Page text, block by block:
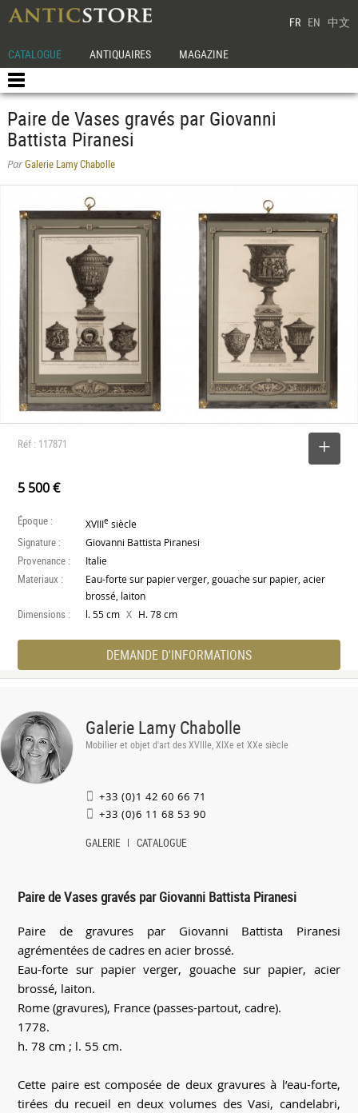
FR EN 中文
CATALOGUE ANTIQUAIRES MAGAZINE
Paire de Vases gravés par Giovanni
Battista Piranesi
ParGalerie Lamy Chabolle
Réf : 117871
5 500 €
Époque : XVIIIe siècle
Signature : Giovanni Battista Piranesi
Provenance : Italie
Materiaux :
Eau-forte sur papier verger, gouache sur papier, acier
brossé, laiton
Dimensions : l. 55 cm X H. 78 cm
DEMANDE D'INFORMATIONS
Galerie Lamy Chabolle
Mobilier et objet d'art des XVIIIe, XIXe et XXe siècle
+33 (0)1 42 60 66 71
+33 (0)6 11 68 53 90
GALERIE CATALOGUE
Paire de Vases gravés par Giovanni Battista Piranesi
Paire de gravures par Giovanni Battista Piranesi
agrémentées de cadres en acier brossé.
Eau-forte sur papier verger, gouache sur papier, acier
brossé, laiton.
Rome (gravures), France (passes-partout, cadre).
1778.
h. 78 cm ; l. 55 cm.
Cette paire est composée de deux gravures à l’eau-forte,
tirées du recueil en deux volumes des Vasi, candelabri,